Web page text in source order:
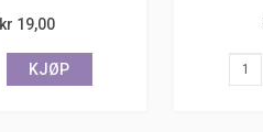
kr 19,00
KJØP